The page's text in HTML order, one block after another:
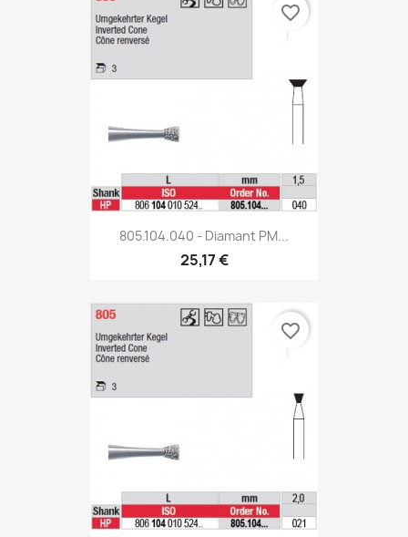
805.104.040 - Diamant PM...
25,17 €
favorite_border
favorite_border